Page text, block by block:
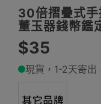
30倍摺疊式
董玉器錢幣鑑
$35
現貨，1-2天寄出